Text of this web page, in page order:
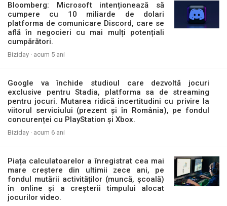
Bloomberg: Microsoft intenționează să
cumpere cu 10 miliarde de dolari
platforma de comunicare Discord, care se
află în negocieri cu mai mulți potențiali
cumpărători.
Biziday · acum 5 ani
Google va închide studioul care dezvoltă jocuri
exclusive pentru Stadia, platforma sa de streaming
pentru jocuri. Mutarea ridică incertitudini cu privire la
viitorul serviciului (prezent și în România), pe fondul
concurenței cu PlayStation și Xbox.
Biziday · acum 6 ani
Piața calculatoarelor a înregistrat cea mai
mare creștere din ultimii zece ani, pe
fondul mutării activităților (muncă, școală)
în online și a creșterii timpului alocat
jocurilor video.